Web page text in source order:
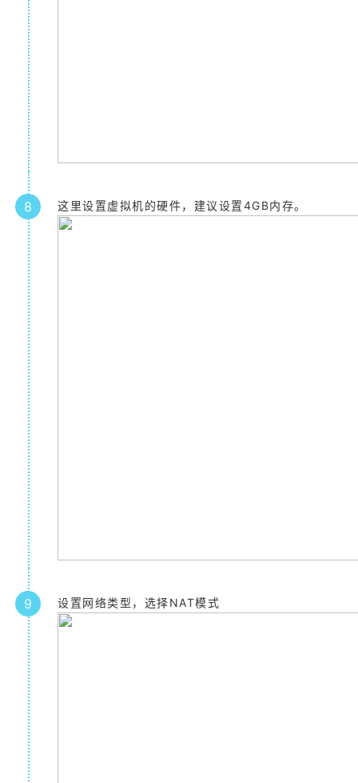
8 这里设置虚拟机的硬件，建议设置4GB内存。
9 设置网络类型，选择NAT模式